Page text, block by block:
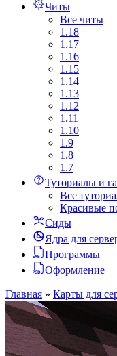
Читы
Все читы
1.18
1.17
1.16
1.15
1.14
1.13
1.12
1.11
1.10
1.9
1.8
1.7
Туториалы и
Все
Красивые
Сиды
Ядра для
Программы
Оформление
Главная » Карты для